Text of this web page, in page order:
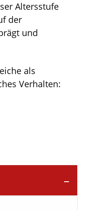
Altersstufe
der
und
als
Verhalten: